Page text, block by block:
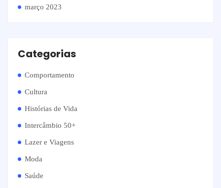
março 2023
Categorias
Comportamento
Cultura
Histórias de Vida
Intercâmbio 50+
Lazer e Viagens
Moda
Saúde